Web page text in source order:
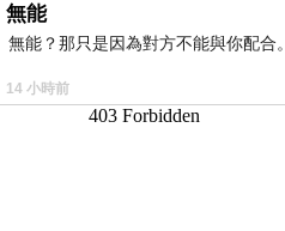
無能
無能？那只是因為對方不能與你配合。
14 小時前